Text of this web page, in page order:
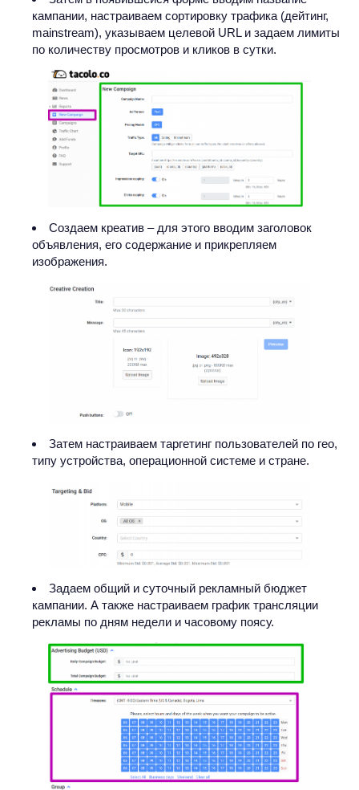
кампании, настраиваем сортировку трафика (дейтинг,
mainstream), указываем целевой URL и задаем лимиты
по количеству просмотров и кликов в сутки.
Создаем креатив – для этого вводим заголовок
объявления, его содержание и прикрепляем
изображения.
Затем настраиваем таргетинг пользователей по гео,
типу устройства, операционной системе и стране.
Задаем общий и суточный рекламный бюджет
кампании. А также настраиваем график трансляции
рекламы по дням недели и часовому поясу.